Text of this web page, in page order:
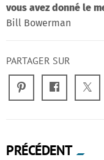
vous avez donné le
Bill Bowerman
PARTAGER SUR
PRÉCÉDENT